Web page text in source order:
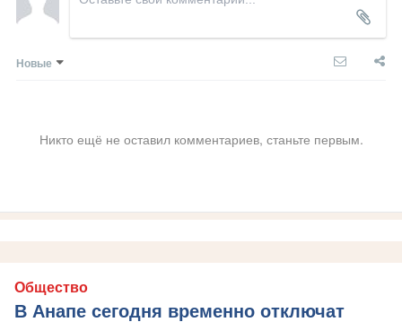
Новые
Никто ещё не оставил комментариев, станьте первым.
Общество
В Анапе сегодня временно отключат